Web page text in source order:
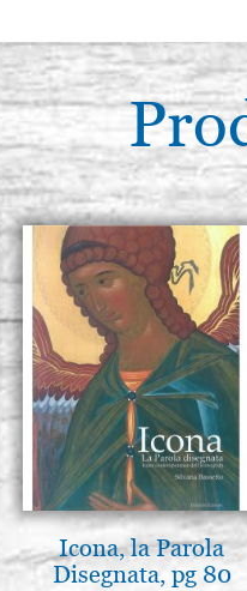
Icona, la Parola
Disegnata, pg 80